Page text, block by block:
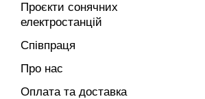
Проєкти сонячних
електростанцій
Співпраця
Про нас
Оплата та доставка